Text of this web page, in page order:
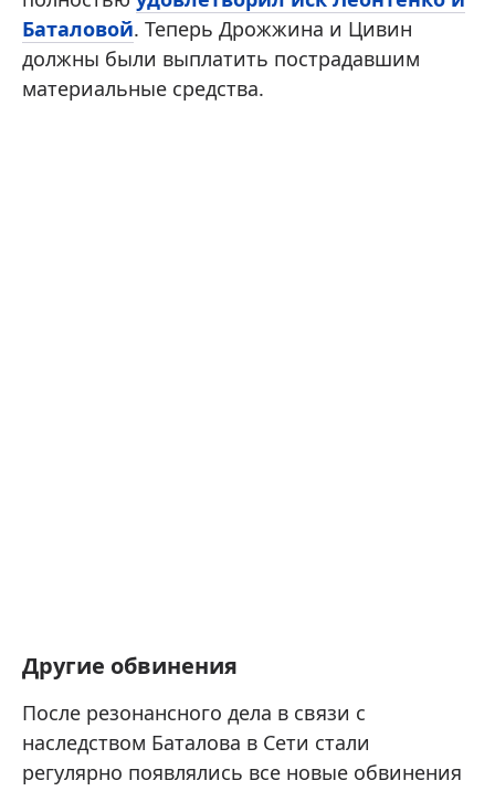
Баталовой. Теперь Дрожжина и Цивин
должны были выплатить пострадавшим
материальные средства.
Другие обвинения
После резонансного дела в связи с
наследством Баталова в Сети стали
регулярно появлялись все новые обвинения